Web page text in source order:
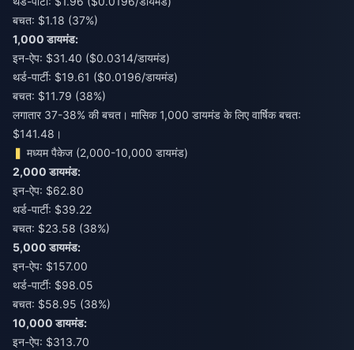
बचत: $1.18 (37%)
1,000 डायमंड:
इन-ऐप: $31.40 ($0.0314/डायमंड)
थर्ड-पार्टी: $19.61 ($0.0196/डायमंड)
बचत: $11.79 (38%)
लगातार 37-38% की बचत। मासिक 1,000 डायमंड के लिए वार्षिक बचत:
$141.48।
मध्यम पैकेज (2,000-10,000 डायमंड)
2,000 डायमंड:
इन-ऐप: $62.80
थर्ड-पार्टी: $39.22
बचत: $23.58 (38%)
5,000 डायमंड:
इन-ऐप: $157.00
थर्ड-पार्टी: $98.05
बचत: $58.95 (38%)
10,000 डायमंड:
इन-ऐप: $313.70